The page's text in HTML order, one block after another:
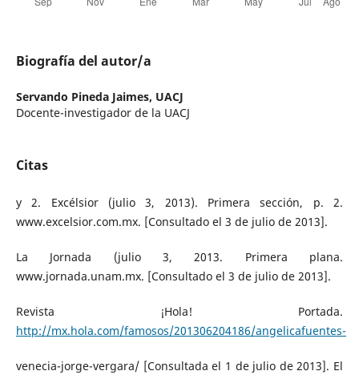
Biografía del autor/a
Servando Pineda Jaimes, UACJ
Docente-investigador de la UACJ
Citas
y 2. Excélsior (julio 3, 2013). Primera sección, p. 2.
www.excelsior.com.mx. [Consultado el 3 de julio de 2013].
La Jornada (julio 3, 2013. Primera plana.
www.jornada.unam.mx. [Consultado el 3 de julio de 2013].
Revista ¡Hola! Portada.
http://mx.hola.com/famosos/201306204186/angelicafuentes-
venecia-jorge-vergara/ [Consultada el 1 de julio de 2013]. El